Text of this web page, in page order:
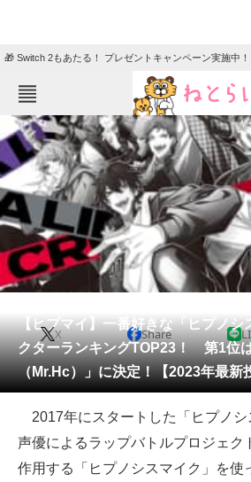
🎁 Switch 2もあたる！ プレゼントキャンペーン実施中！
ねとらぼメニュー
TOP ニュース
エンタメ クイズ
グルメ 地域
住まい 教育・育
動物 リサーチ
会員記事
メディア
注目記事を集めた総合ページ
ITの今と未来を見通す
スマホと通信の最新トレンド
【ヒプマイ】一番好きな「ヒプノシ
クターランキングTOP23！ 第1位
（Mr.Hc）」に決定！【2023年最新
X Share
2017年にスタートした「ヒプノシ
声優によるラップバトルプロジェク
作用する「ヒプノシスマイク」を使